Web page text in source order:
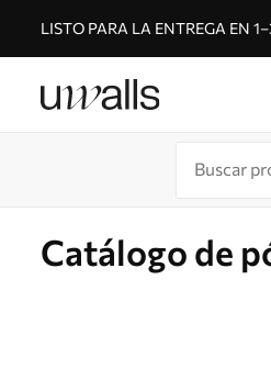
LISTO PARA LA ENTREGA EN
Catálogo de